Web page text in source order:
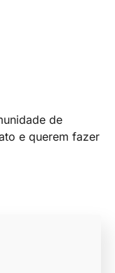
de
e querem fazer